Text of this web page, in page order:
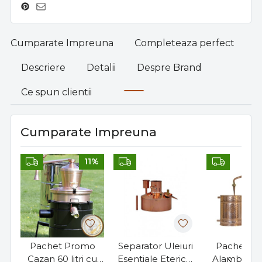
Cumparate Impreuna Completeaza perfect
Descriere Detalii Despre Brand
Ce spun clientii
Cumparate Impreuna
11%
Pachet Promo
Cazan 60 litri cu
Separator Uleiuri
Esentiale Eterice,
Pachet
Alambic